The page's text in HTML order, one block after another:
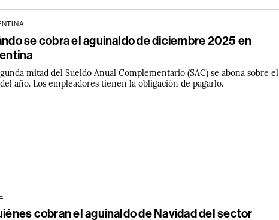
se cobra el aguinaldo de diciembre 2025 en
mitad del Sueldo Anual Complementario (SAC) se abona sobre el
año. Los empleadores tienen la obligación de pagarlo.
cobran el aguinaldo de Navidad del sector